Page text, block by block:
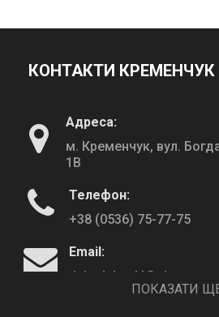
КОНТАКТИ КРЕМЕНЧУК
Адреса:
м. Кременчук, вул.
1В
Телефон:
+38 (0536) 75-77-75
Email:
deltadeltaskl@ukr.net
ПОКАЗАТИ